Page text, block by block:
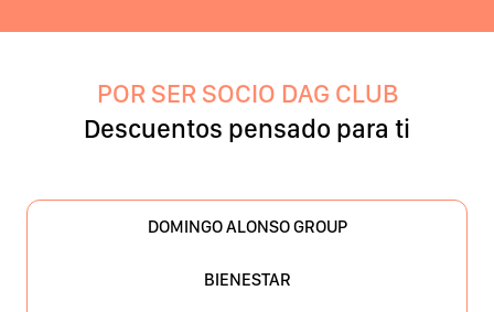
POR SER SOCIO DAG CLUB
Descuentos pensado para ti
DOMINGO ALONSO GROUP
BIENESTAR